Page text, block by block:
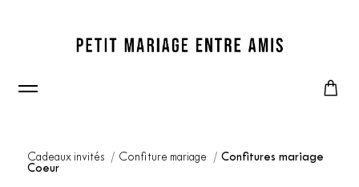
Cadeaux invités Confiture mariage
Confitures mariage
Coeur